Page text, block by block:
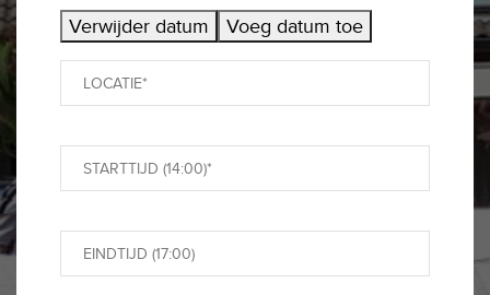
Verwijder datum Voeg datum toe